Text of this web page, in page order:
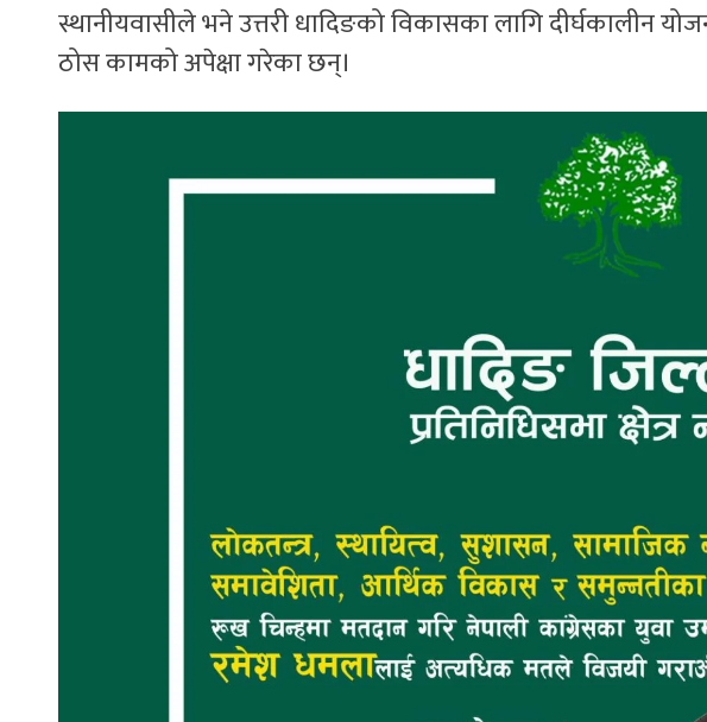
स्थानीयवासीले भने उत्तरी धादिङको विकासका लागि दीर्घकालीन
ठोस कामको अपेक्षा गरेका छन्।